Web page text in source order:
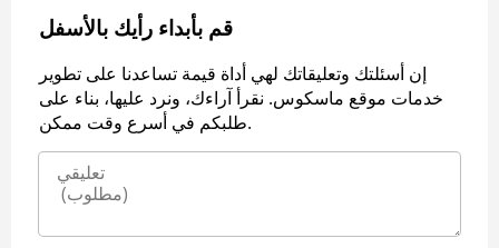
قم بأبداء رأيك بالأسفل
إن أسئلتك وتعليقاتك لهي أداة قيمة تساعدنا على تطوير
خدمات موقع ماسكوس. نقرأ آراءك، ونرد عليها، بناء على
طلبكم في أسرع وقت ممكن.